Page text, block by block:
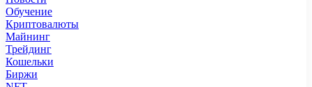
Обучение
Криптовалюты
Майнинг
Трейдинг
Кошельки
Биржи